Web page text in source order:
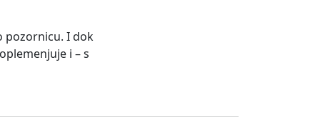
pozornicu. I dok
i – s